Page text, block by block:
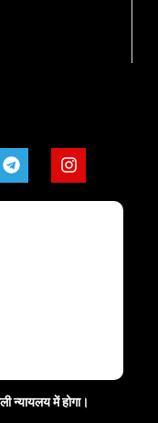
न्यायलय में होगा।